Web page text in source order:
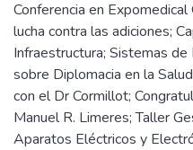
Conferencia en
lucha contra las adiciones;
Infraestructura; Sistemas
sobre Diplomacia en la
con el Dr Cormillot;
Manuel R. Limeres; Taller
Aparatos Eléctricos y